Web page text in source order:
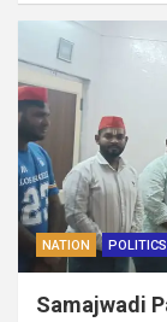
NATION POLITICS
Samajwadi